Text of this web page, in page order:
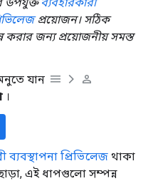
প্রয়োজন। সঠিক
করার জন্য প্রয়োজনীয় সমস্ত
যান
।
ব্যবস্থাপনা প্রিভিলেজ থাকা
এই ধাপগুলো সম্পন্ন